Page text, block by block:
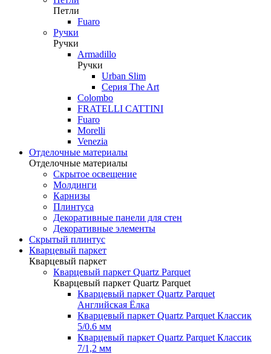
Петли
Fuaro
Ручки
Ручки
Armadillo
Ручки
Urban Slim
Серия The Art
Colombo
FRATELLI CATTINI
Fuaro
Morelli
Venezia
Отделочные материалы
Отделочные материалы
Скрытое освещение
Молдинги
Карнизы
Плинтуса
Декоративные панели для стен
Декоративные элементы
Скрытый плинтус
Кварцевый паркет
Кварцевый паркет
Кварцевый паркет Quartz Parquet
Кварцевый паркет Quartz Parquet
Кварцевый паркет Quartz Parquet
Английская Ёлка
Кварцевый паркет Quartz Parquet Классик
5/0.6 мм
Кварцевый паркет Quartz Parquet Классик
7/1,2 мм